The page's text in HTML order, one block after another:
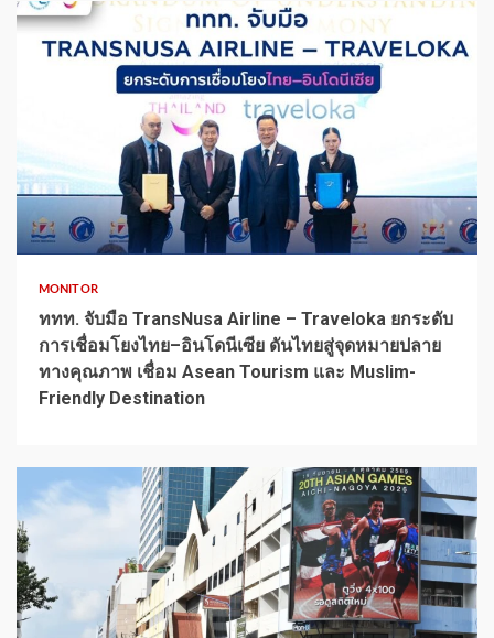
1 min read
MONITOR
ททท. จับมือ TransNusa Airline – Traveloka ยกระดับ
การเชื่อมโยงไทย–อินโดนีเซีย ดันไทยสู่จุดหมายปลาย
ทางคุณภาพ เชื่อม Asean Tourism และ Muslim-
Friendly Destination